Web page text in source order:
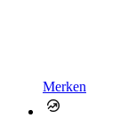
Merken